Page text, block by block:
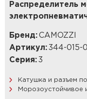
Распределитель
Бренд: CAMOZZI
Артикул: 344-015-
Серия: 3
Катушка и разъем
Морозоустойчивое